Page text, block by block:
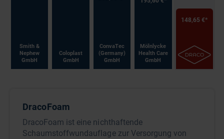
Smith &
Nephew
GmbH
Coloplast
GmbH
ConvaTec
(Germany)
GmbH
Mölnlycke
Health Care
GmbH
148,65 €*
DracoFoam
DracoFoam ist eine nichthaftende
Schaumstoffwundauflage zur Versorgung von